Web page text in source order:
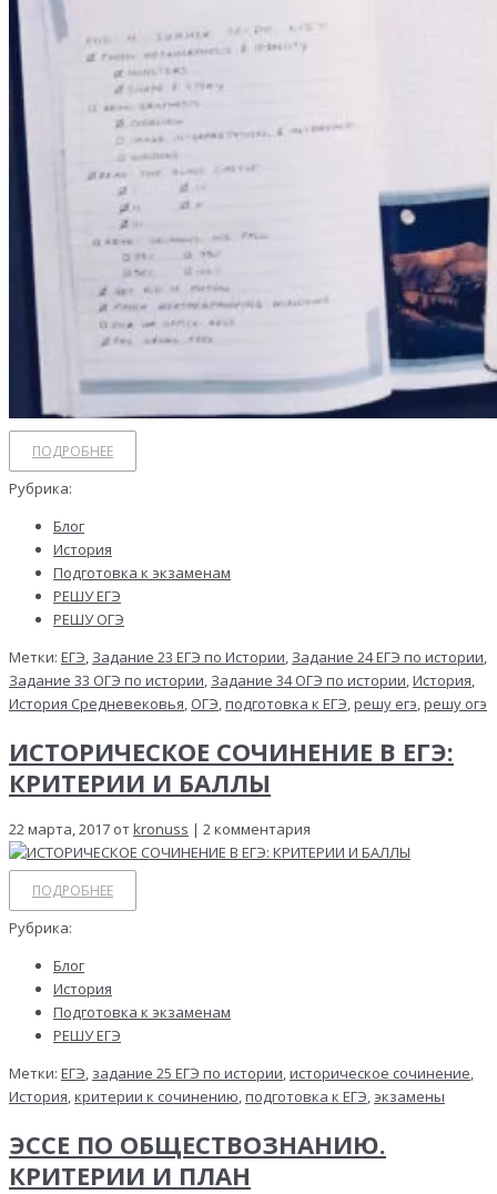
ПОДРОБНЕЕ
Рубрика:
Блог
История
Подготовка к экзаменам
РЕШУ ЕГЭ
РЕШУ ОГЭ
Метки: ЕГЭ Задание 23 ЕГЭ по Истории Задание 24 ЕГЭ по истории
Задание 33 ОГЭ по истории Задание 34 ОГЭ по истории История
История Средневековья ОГЭ подготовка к ЕГЭ решу егэ решу огэ
ИСТОРИЧЕСКОЕ СОЧИНЕНИЕ В ЕГЭ:
КРИТЕРИИ И БАЛЛЫ
22 марта, 2017 отkronuss | 2 комментария
ПОДРОБНЕЕ
Рубрика:
Блог
История
Подготовка к экзаменам
РЕШУ ЕГЭ
Метки: ЕГЭ, задание 25 ЕГЭ по истории,историческое сочинение,
История,критерии к сочинению,подготовка к ЕГЭ, экзамены
ЭССЕ ПО ОБЩЕСТВОЗНАНИЮ.
КРИТЕРИИ И ПЛАН